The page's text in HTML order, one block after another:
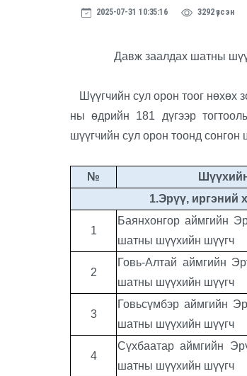
2025-07-31 10:35:16 3292 үзсэн
Давж заалдах шатны
Шүүгчийн сул орон тоог нөхөх
ны өдрийн 181 дүгээр
шүүгчийн сул орон тоонд
№
1.Эрүү, иргэний
1
Баянхонгор аймгийн
шатны шүүхийн шүүгч
2
Говь-Алтай аймгийн
шатны шүүхийн шүүгч
3
Говьсүмбэр аймгийн
шатны шүүхийн шүүгч
4
Сүхбаатараймгийн
шатны шүүхийн шүүгч